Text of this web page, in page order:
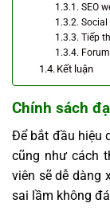
SEO
Social
Tiếp
Kết luận
Chính sách
Để bắt đầu hiệu
cũng như cách
viên sẽ dễ dàng
sai lầm không